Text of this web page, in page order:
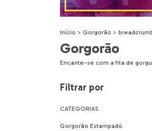
Início > Gorgorão >
Gorgorão
Encante-se com a fita de
Filtrar por
CATEGORIAS
Gorgorão Estampado